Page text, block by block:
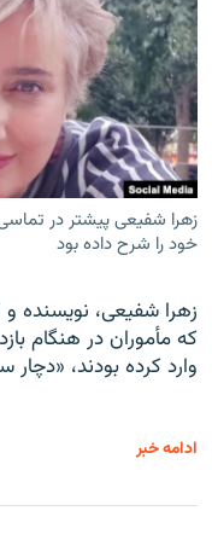
زهرا شفیعی پیشتر در
خود را شرح داده بود
زهرا شفیعی، نویسنده
وارد کرده بودند،
ادامه خبر